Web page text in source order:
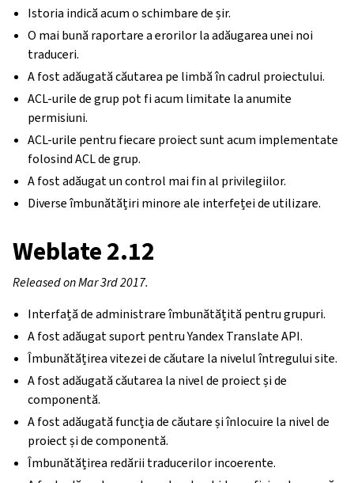
Istoria indică acum o schimbare de șir.
O mai bună raportare a erorilor la adăugarea unei noi
traduceri.
A fost adăugată căutarea pe limbă în cadrul proiectului.
ACL-urile de grup pot fi acum limitate la anumite
permisiuni.
ACL-urile pentru fiecare proiect sunt acum implementate
folosind ACL de grup.
A fost adăugat un control mai fin al privilegiilor.
Diverse îmbunătățiri minore ale interfeței de utilizare.
Weblate 2.12
Released on Mar 3rd 2017.
Interfață de administrare îmbunătățită pentru grupuri.
A fost adăugat suport pentru Yandex Translate API.
Îmbunătățirea vitezei de căutare la nivelul întregului site.
A fost adăugată căutarea la nivel de proiect și de
componentă.
A fost adăugată funcția de căutare și înlocuire la nivel de
proiect și de componentă.
Îmbunătățirea redării traducerilor incoerente.